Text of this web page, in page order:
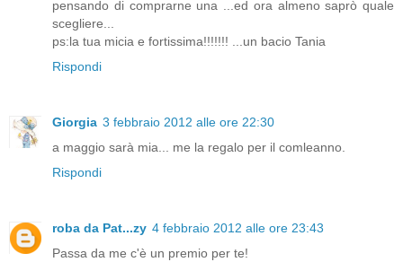
pensando di comprarne una ...ed ora almeno saprò quale
scegliere...
ps:la tua micia e fortissima!!!!!!! ...un bacio Tania
Rispondi
Giorgia 3 febbraio 2012 alle ore 22:30
a maggio sarà mia... me la regalo per il comleanno.
Rispondi
roba da Pat...zy 4 febbraio 2012 alle ore 23:43
Passa da me c'è un premio per te!